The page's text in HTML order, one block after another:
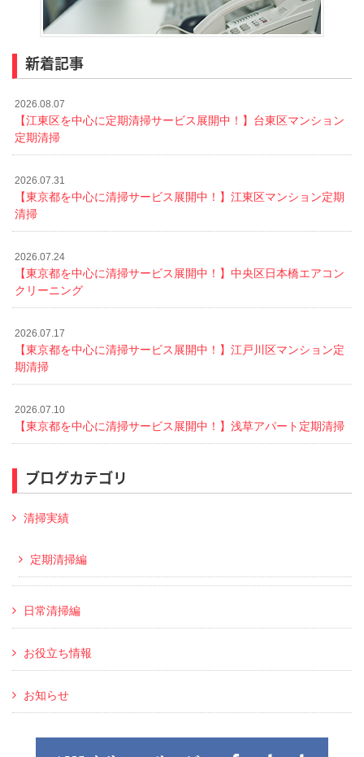
新着記事
2026.08.07
【江東区を中心に定期清掃サービス展開中！】台東区マンション
定期清掃
2026.07.31
【東京都を中心に清掃サービス展開中！】江東区マンション定期
清掃
2026.07.24
【東京都を中心に清掃サービス展開中！】中央区日本橋エアコン
クリーニング
2026.07.17
【東京都を中心に清掃サービス展開中！】江戸川区マンション定
期清掃
2026.07.10
【東京都を中心に清掃サービス展開中！】浅草アパート定期清掃
ブログカテゴリ
清掃実績
定期清掃編
日常清掃編
お役立ち情報
お知らせ